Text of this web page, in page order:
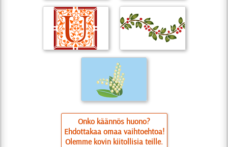
Onko käännös huono?
Ehdottakaa omaa vaihtoehtoa!
Olemme kovin kiitollisia teille.